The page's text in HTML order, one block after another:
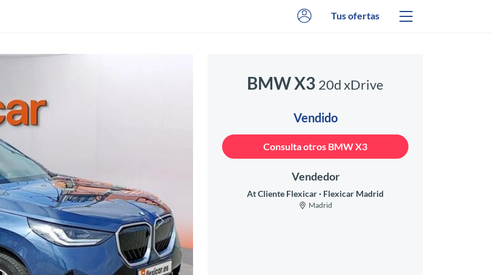
Tus ofertas
Siguiente
BMW X3 20d xDrive
Vendido
Consulta otros BMW X3
Vendedor
At Cliente Flexicar Flexicar Madrid
Madrid